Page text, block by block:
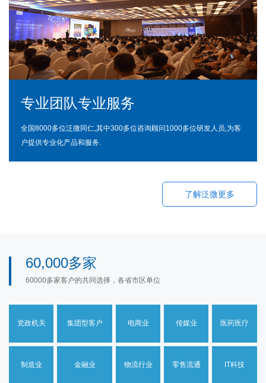
专业团队专业服务
全国8000多位泛微同仁,其中300多位咨询顾问1000多位研发人员,为客
户提供专业化产品和服务.
了解泛微更多
60,000多家
60000多家客户的共同选择，各省市区单位
党政机关 集团型客户 电商业 传媒业 医药医疗
制造业 金融业 物流行业 零售流通 IT科技